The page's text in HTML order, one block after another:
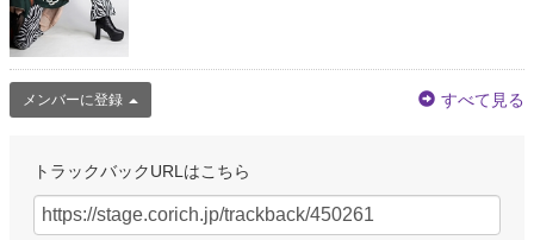
メンバーに登録 すべて見る
トラックバックURLはこちら